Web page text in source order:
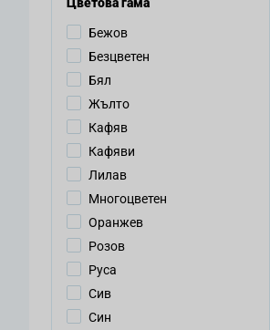
Бежов
Безцветен
Бял
Жълто
Кафяв
Кафяви
Лилав
Многоцветен
Оранжев
Розов
Руса
Сив
Син